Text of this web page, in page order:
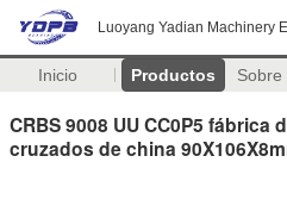
Luoyang Yadian Machinery
Inicio Productos Sobre
CRBS 9008 UU CC0P5
cruzados de china